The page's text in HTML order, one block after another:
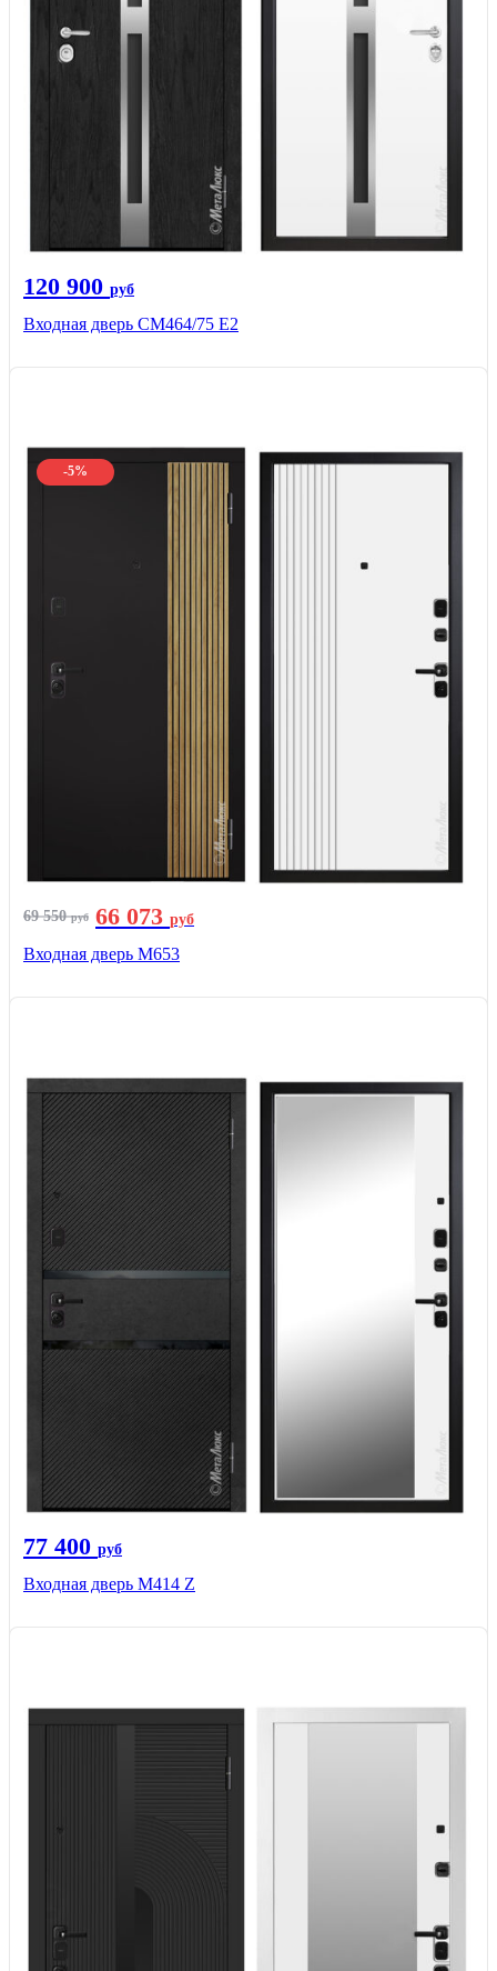
120 900 руб
Входная дверь СМ464/75 Е2
-5%
69 550руб 66 073 руб
Входная дверь М653
77 400 руб
Входная дверь М414 Z